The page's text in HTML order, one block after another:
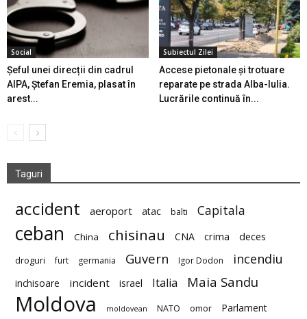
Social
Șeful unei direcții din cadrul
AIPA, Ștefan Eremia, plasat în
arest...
Subiectul Zilei
Accese pietonale și trotuare
reparate pe strada Alba-Iulia.
Lucrările continuă în...
Taguri
accident aeroport atac balti Capitala
ceban China chisinau CNA crima deces
droguri furt germania Guvern Igor Dodon incendiu
inchisoare incident israel Italia Maia Sandu
Moldova moldovean NATO omor Parlament